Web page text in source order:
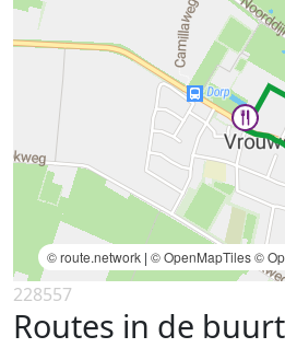
© route.network | © OpenMapTiles©
228557
Routes in de buurt